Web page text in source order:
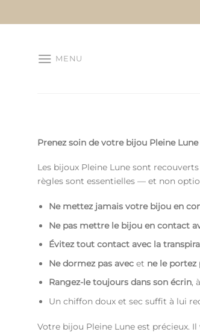
MENU
Prenez soin de votre bijou Pleine Lune
Les bijoux Pleine Lune sont
règles sont essentielles — et non
Ne mettez jamais votre bijou en
Ne pas mettre le bijou en contact
Évitez tout contact avec la
Ne dormez pas avecet ne le portez
Rangez-le toujours dans son écrin,
Un chiffon doux et sec suffit à lui
Votre bijou Pleine Lune est précieux.